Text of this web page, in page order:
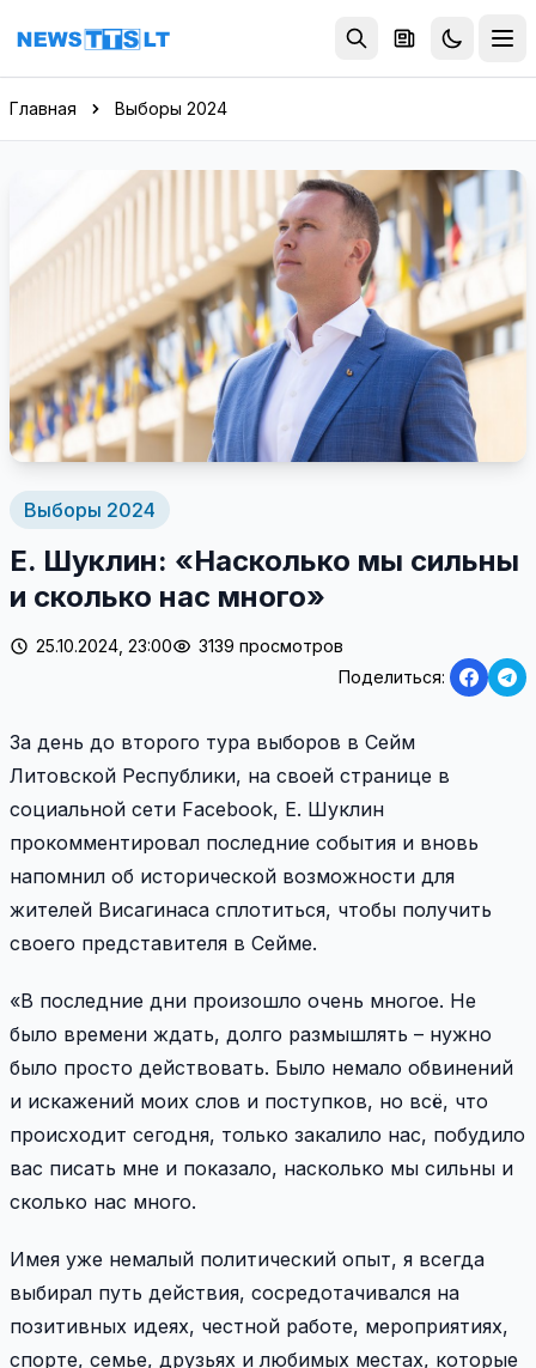
Перейти к содержимому
Главная Выборы 2024
Выборы 2024
Е. Шуклин: «Насколько мы сильны
и сколько нас много»
25.10.2024, 23:00
3139 просмотров
Поделиться:
За день до второго тура выборов в Сейм
Литовской Республики, на своей странице в
социальной сети Facebook, Е. Шуклин
прокомментировал последние события и вновь
напомнил об исторической возможности для
жителей Висагинаса сплотиться, чтобы получить
своего представителя в Сейме.
«В последние дни произошло очень многое. Не
было времени ждать, долго размышлять – нужно
было просто действовать. Было немало обвинений
и искажений моих слов и поступков, но всё, что
происходит сегодня, только закалило нас, побудило
вас писать мне и показало, насколько мы сильны и
сколько нас много.
Имея уже немалый политический опыт, я всегда
выбирал путь действия, сосредотачивался на
позитивных идеях, честной работе, мероприятиях,
спорте, семье, друзьях и любимых местах, которые